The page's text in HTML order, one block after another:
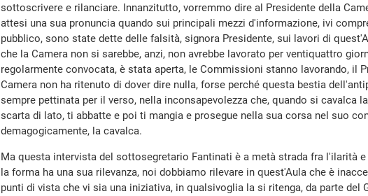
sottoscrivere e rilanciare. Innanzitutto, vorremmo dire al Presidente della
attesi una sua pronuncia quando sui principali mezzi d'informazione, ivi
pubblico, sono state dette delle falsità, signora Presidente, sui lavori di
che la Camera non si sarebbe, anzi, non avrebbe lavorato per ventiquattro
regolarmente convocata, è stata aperta, le Commissioni stanno lavorando, il
Camera non ha ritenuto di dover dire nulla, forse perché questa bestia
sempre pettinata per il verso, nella inconsapevolezza che, quando si cavalca
scarta di lato, ti abbatte e poi ti mangia e prosegue nella sua corsa nel suo
demagogicamente, la cavalca.
Ma questa intervista del sottosegretario Fantinati è a metà strada fra l'ilarità
la forma ha una sua rilevanza, noi dobbiamo rilevare in quest'Aula che è
punti di vista che vi sia una iniziativa, in qualsivoglia la si ritenga, da parte del